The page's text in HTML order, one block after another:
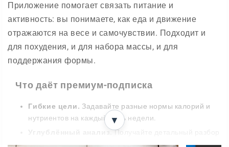
Приложение помогает связать питание и
активность: вы понимаете, как еда и движение
отражаются на весе и самочувствии. Подходит и
для похудения, и для набора массы, и для
поддержания формы.
Что даёт премиум-подписка
Гибкие цели. Задавайте разные нормы калорий и
нутриентов на каждый день недели.
Углублённый анализ.Получайте детальный разбор
привычек и питания.
▼